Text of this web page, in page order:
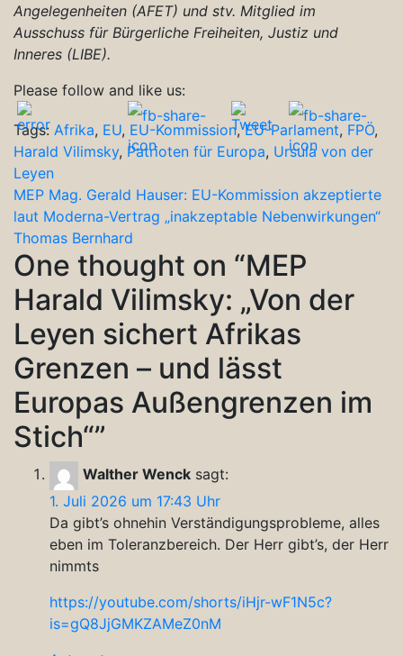
Angelegenheiten (AFET) und stv. Mitglied im
Ausschuss für Bürgerliche Freiheiten, Justiz und
Inneres (LIBE).
Please follow and like us:
Tags: Afrika, EU, EU-Kommission,EU-Parlament, FPÖ,
Harald Vilimsky, Patrioten für Europa, Ursula von der
Leyen
Beitragsnavigation
MEP Mag. Gerald Hauser: EU-Kommission akzeptierte
laut Moderna-Vertrag „inakzeptable Nebenwirkungen“
Thomas Bernhard
One thought on “MEP
Harald Vilimsky: „Von der
Leyen sichert Afrikas
Grenzen – und lässt
Europas Außengrenzen im
Stich“”
Walther Wenck sagt:
1. Juli 2026 um 17:43 Uhr
Da gibt’s ohnehin Verständigungsprobleme, alles
eben im Toleranzbereich. Der Herr gibt’s, der Herr
nimmts
https://youtube.com/shorts/iHjr-wF1N5c?
is=gQ8JjGMKZAMeZ0nM